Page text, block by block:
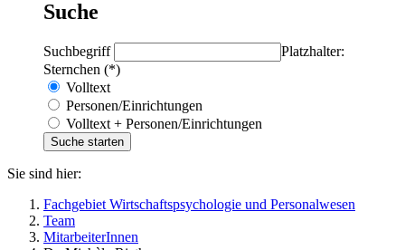
Suche
Suchbegriff
Platzhalter:
Sternchen (*)
Volltext
Personen/Einrichtungen
Volltext + Personen/Einrichtungen
Sie sind hier:
Fachgebiet Wirtschaftspsychologie und Personalwesen
Team
MitarbeiterInnen